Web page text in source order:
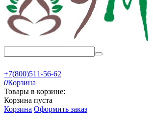
+7(800)511-56-62
0Корзина
Товары в корзине:
Корзина пуста
Корзина Оформить заказ